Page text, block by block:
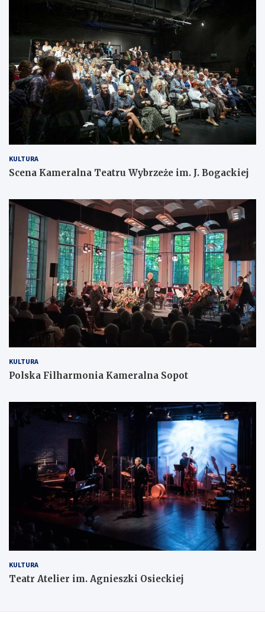
KULTURA
Scena Kameralna Teatru Wybrzeże im. J. Bogackiej
KULTURA
Polska Filharmonia Kameralna Sopot
KULTURA
Teatr Atelier im. Agnieszki Osieckiej